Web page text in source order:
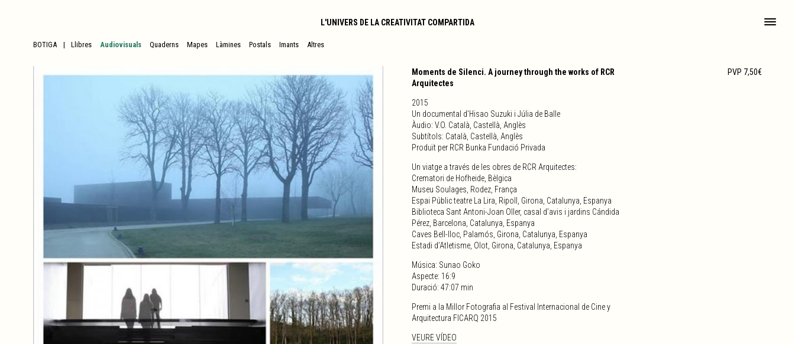
L'UNIVERS DE LA CREATIVITAT COMPARTIDA
BOTIGA Llibres Audiovisuals Quaderns Mapes Làmines Postals Imants Altres
PVP 7,50€
Moments de Silenci. A journey through the works of RCR
Arquitectes
2015
Un documental d’Hisao Suzuki i Júlia de Balle
Àudio: V.O. Català, Castellà, Anglès
Subtítols: Català, Castellà, Anglès
Produït per RCR Bunka Fundació Privada
Un viatge a través de les obres de RCR Arquitectes:
Crematori de Hofheide, Bèlgica
Museu Soulages, Rodez, França
Espai Públic teatre La Lira, Ripoll, Girona, Catalunya, Espanya
Biblioteca Sant Antoni-Joan Oller, casal d’avis i jardins Cándida
Pérez, Barcelona, Catalunya, Espanya
Caves Bell-lloc, Palamós, Girona, Catalunya, Espanya
Estadi d’Atletisme, Olot, Girona, Catalunya, Espanya
Música: Sunao Goko
Aspecte: 16:9
Duració: 47:07 min
Premi a la Millor Fotografia al Festival Internacional de Cine y
Arquitectura FICARQ 2015
VEURE VÍDEO